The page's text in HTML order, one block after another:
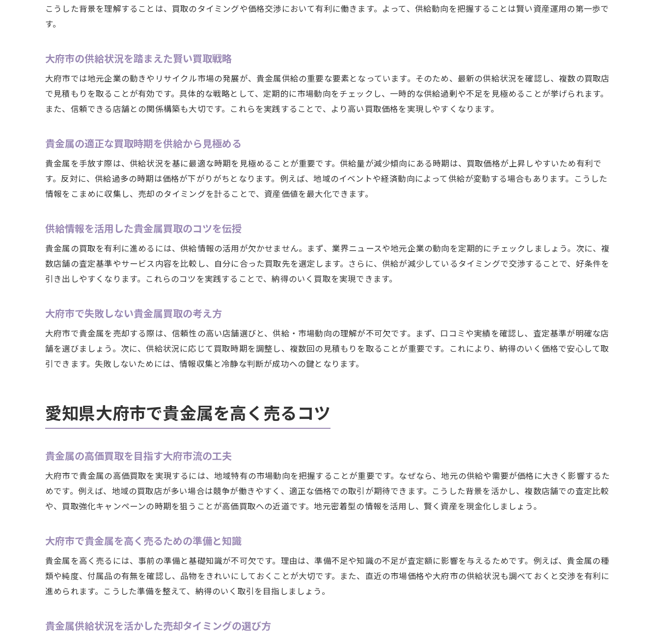
こうした背景を理解することは、買取のタイミングや価格交渉において有利に働きます。よって、供給動向を把握することは賢い資産運用の第一歩で
す。
大府市の供給状況を踏まえた賢い買取戦略
大府市では地元企業の動きやリサイクル市場の発展が、貴金属供給の重要な要素となっています。そのため、最新の供給状況を確認し、複数の買取店
で見積もりを取ることが有効です。具体的な戦略として、定期的に市場動向をチェックし、一時的な供給過剰や不足を見極めることが挙げられます。
また、信頼できる店舗との関係構築も大切です。これらを実践することで、より高い買取価格を実現しやすくなります。
貴金属の適正な買取時期を供給から見極める
貴金属を手放す際は、供給状況を基に最適な時期を見極めることが重要です。供給量が減少傾向にある時期は、買取価格が上昇しやすいため有利で
す。反対に、供給過多の時期は価格が下がりがちとなります。例えば、地域のイベントや経済動向によって供給が変動する場合もあります。こうした
情報をこまめに収集し、売却のタイミングを計ることで、資産価値を最大化できます。
供給情報を活用した貴金属買取のコツを伝授
貴金属の買取を有利に進めるには、供給情報の活用が欠かせません。まず、業界ニュースや地元企業の動向を定期的にチェックしましょう。次に、複
数店舗の査定基準やサービス内容を比較し、自分に合った買取先を選定します。さらに、供給が減少しているタイミングで交渉することで、好条件を
引き出しやすくなります。これらのコツを実践することで、納得のいく買取を実現できます。
大府市で失敗しない貴金属買取の考え方
大府市で貴金属を売却する際は、信頼性の高い店舗選びと、供給・市場動向の理解が不可欠です。まず、口コミや実績を確認し、査定基準が明確な店
舗を選びましょう。次に、供給状況に応じて買取時期を調整し、複数回の見積もりを取ることが重要です。これにより、納得のいく価格で安心して取
引できます。失敗しないためには、情報収集と冷静な判断が成功への鍵となります。
愛知県大府市で貴金属を高く売るコツ
貴金属の高価買取を目指す大府市流の工夫
大府市で貴金属の高価買取を実現するには、地域特有の市場動向を把握することが重要です。なぜなら、地元の供給や需要が価格に大きく影響するた
めです。例えば、地域の買取店が多い場合は競争が働きやすく、適正な価格での取引が期待できます。こうした背景を活かし、複数店舗での査定比較
や、買取強化キャンペーンの時期を狙うことが高価買取への近道です。地元密着型の情報を活用し、賢く資産を現金化しましょう。
大府市で貴金属を高く売るための準備と知識
貴金属を高く売るには、事前の準備と基礎知識が不可欠です。理由は、準備不足や知識の不足が査定額に影響を与えるためです。例えば、貴金属の種
類や純度、付属品の有無を確認し、品物をきれいにしておくことが大切です。また、直近の市場価格や大府市の供給状況も調べておくと交渉を有利に
進められます。こうした準備を整えて、納得のいく取引を目指しましょう。
貴金属供給状況を活かした売却タイミングの選び方